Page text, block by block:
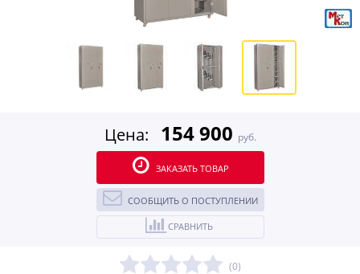
Цена: 154 900 руб.
ЗАКАЗАТЬ ТОВАР
СООБЩИТЬ О ПОСТУПЛЕНИИ
СРАВНИТЬ
(0)